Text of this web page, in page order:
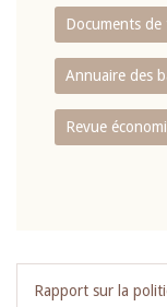
Documents de
Annuaire des
Revue
Rapport sur la